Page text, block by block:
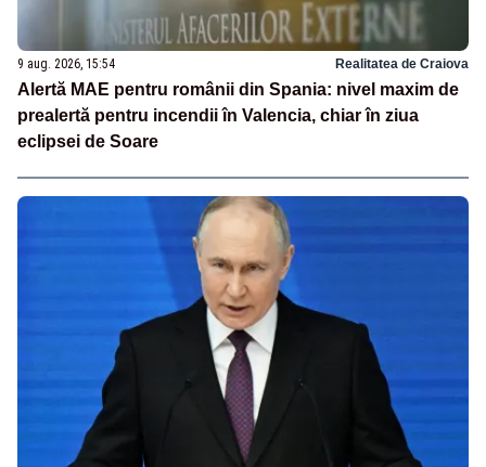
9 aug. 2026, 15:54 Realitatea de Craiova
Alertă MAE pentru românii din Spania: nivel maxim de
prealertă pentru incendii în Valencia, chiar în ziua
eclipsei de Soare